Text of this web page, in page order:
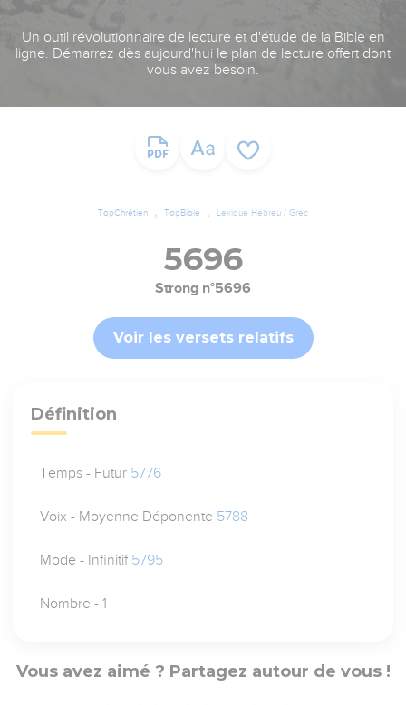
Un outil révolutionnaire de lecture et d'étude de la Bible en
ligne. Démarrez dès aujourd'hui le plan de lecture offert dont
vous avez besoin.
TopChrétien TopBible Lexique Hébreu / Grec
5696
Strong n°5696
Voir les versets relatifs
Définition
Temps - Futur 5776
Voix - Moyenne Déponente 5788
Mode - Infinitif 5795
Nombre - 1
Vous avez aimé ? Partagez autour de vous !